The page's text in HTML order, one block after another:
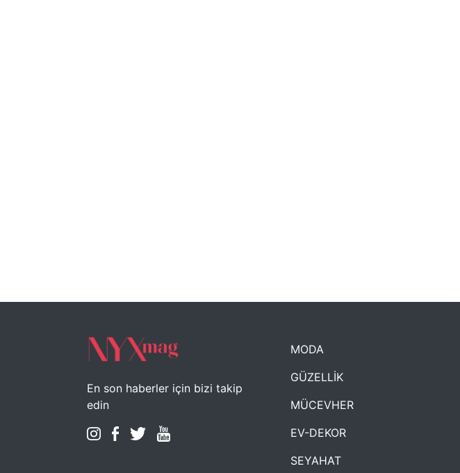
En son haberler için bizi takip
edin
MODA
GÜZELLİK
MÜCEVHER
EV-DEKOR
SEYAHAT